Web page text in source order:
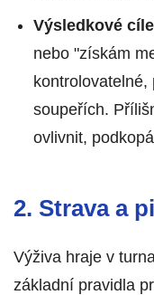
Výsledkové
nebo "získám
soupeřích.
ovlivnit,
2. Strava a
Výživa hraje v
základní pravidla